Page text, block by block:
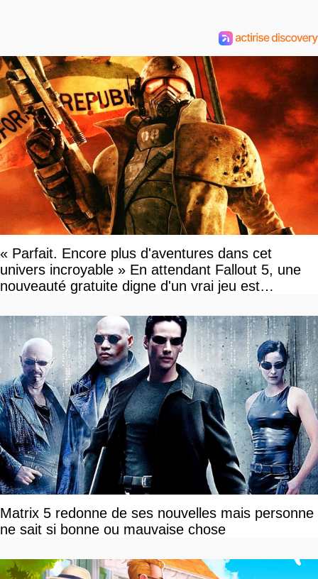
« Parfait. Encore plus d'aventures dans cet
univers incroyable » En attendant Fallout 5, une
nouveauté gratuite digne d'un vrai jeu est
Matrix 5 redonne de ses nouvelles mais personne
ne sait si bonne ou mauvaise chose